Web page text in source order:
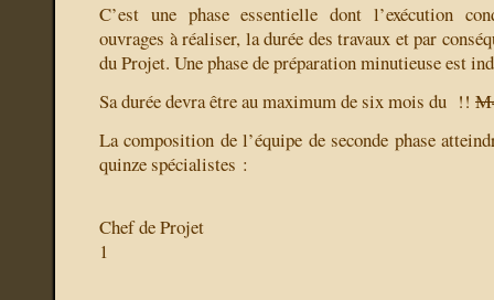
C’est une phase essentielle dont l’exécution
ouvrages à réaliser, la durée des travaux et par
du Projet. Une phase de préparation minutieuse est
Sa durée devra être au maximum de six mois du !!
La composition de l’équipe de seconde phase
quinze spécialistes :
Chef de Projet
1